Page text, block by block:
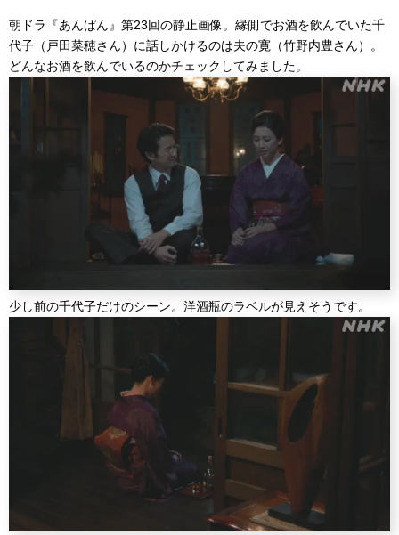
朝ドラ『あんぱん』第23回の静止画像。縁側でお酒を飲んでいた千
代子（戸田菜穂さん）に話しかけるのは夫の寛（竹野内豊さん）。
どんなお酒を飲んでいるのかチェックしてみました。
少し前の千代子だけのシーン。洋酒瓶のラベルが見えそうです。